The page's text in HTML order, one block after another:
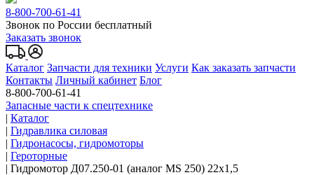
8-800-700-61-41
Звонок по России бесплатный
Заказать звонок
Каталог Запчасти для техники Услуги Как заказать запчасти
Контакты Личный кабинет Блог
8-800-700-61-41
Запасные части к спецтехнике
| Каталог
| Гидравлика силовая
| Гидронасосы, гидромоторы
| Героторные
| Гидромотор Д07.250-01 (аналог MS 250) 22x1,5